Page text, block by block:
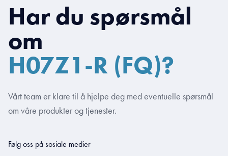
Har du spørsmål
om
H07Z1-R (FQ)?
Vårt team er klare til å hjelpe deg med eventuelle spørsmål
om våre produkter og tjenester.
Følg oss på sosiale medier